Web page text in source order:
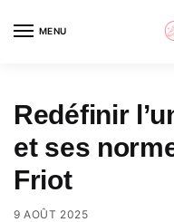
MENU
Redéfinir
et ses
Friot
9 AOÛT 2025